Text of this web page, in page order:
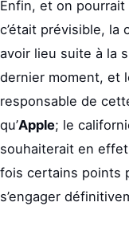
Enfin, et on pourrait
c’était prévisible,
avoir lieu suite à la
dernier moment, et
responsable de
qu’Apple; le
souhaiterait en
fois certains points
s’engager